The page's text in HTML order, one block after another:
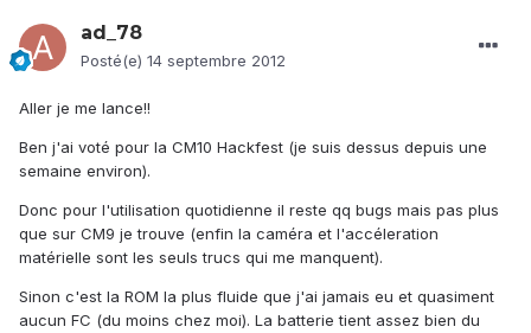
ad_78
Posté(e) 14 septembre 2012
Aller je me lance!!
Ben j'ai voté pour la CM10 Hackfest (je suis dessus depuis une
semaine environ).
Donc pour l'utilisation quotidienne il reste qq bugs mais pas plus
que sur CM9 je trouve (enfin la caméra et l'accéleration
matérielle sont les seuls trucs qui me manquent).
Sinon c'est la ROM la plus fluide que j'ai jamais eu et quasiment
aucun FC (du moins chez moi). La batterie tient assez bien du